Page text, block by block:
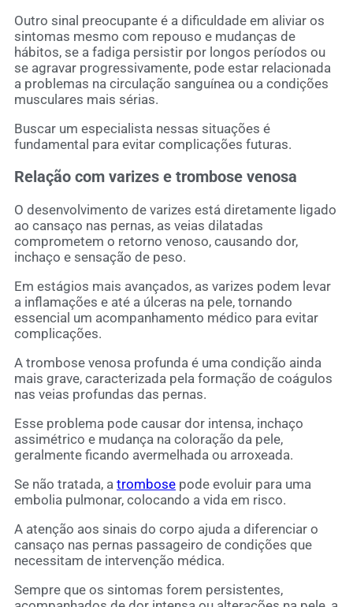
Outro sinal preocupante é a dificuldade em aliviar os
sintomas mesmo com repouso e mudanças de
hábitos, se a fadiga persistir por longos períodos ou
se agravar progressivamente, pode estar relacionada
a problemas na circulação sanguínea ou a condições
musculares mais sérias.
Buscar um especialista nessas situações é
fundamental para evitar complicações futuras.
Relação com varizes e trombose venosa
O desenvolvimento de varizes está diretamente ligado
ao cansaço nas pernas, as veias dilatadas
comprometem o retorno venoso, causando dor,
inchaço e sensação de peso.
Em estágios mais avançados, as varizes podem levar
a inflamações e até a úlceras na pele, tornando
essencial um acompanhamento médico para evitar
complicações.
A trombose venosa profunda é uma condição ainda
mais grave, caracterizada pela formação de coágulos
nas veias profundas das pernas.
Esse problema pode causar dor intensa, inchaço
assimétrico e mudança na coloração da pele,
geralmente ficando avermelhada ou arroxeada.
Se não tratada, a trombose pode evoluir para uma
embolia pulmonar, colocando a vida em risco.
A atenção aos sinais do corpo ajuda a diferenciar o
cansaço nas pernas passageiro de condições que
necessitam de intervenção médica.
Sempre que os sintomas forem persistentes,